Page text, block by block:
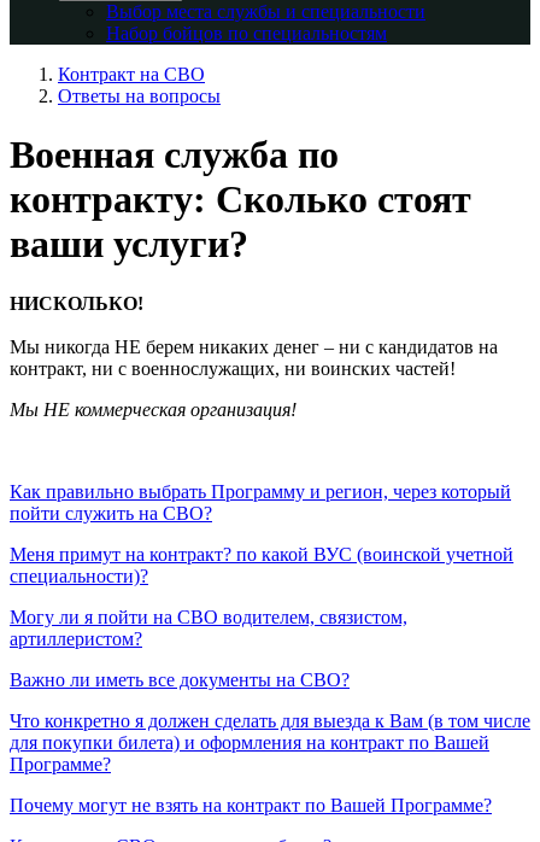
Выбор места службы и специальности
Набор бойцов по специальностям
Контракт на СВО
Ответы на вопросы
Военная служба по
контракту: Сколько стоят
ваши услуги?
НИСКОЛЬКО!
Мы никогда НЕ берем никаких денег – ни с кандидатов на
контракт, ни с военнослужащих, ни воинских частей!
Мы НЕ коммерческая организация!
Как правильно выбрать Программу и регион, через который
пойти служить на СВО?
Меня примут на контракт? по какой ВУС (воинской учетной
специальности)?
Могу ли я пойти на СВО водителем, связистом,
артиллеристом?
Важно ли иметь все документы на СВО?
Что конкретно я должен сделать для выезда к Вам (в том числе
для покупки билета) и оформления на контракт по Вашей
Программе?
Почему могут не взять на контракт по Вашей Программе?